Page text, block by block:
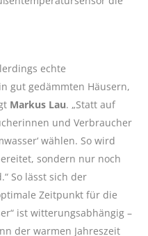
echte
gut gedämmten Häusern,
Markus Lau. „Statt auf
und Verbraucher
wählen. So wird
sondern nur noch
So lässt sich der
Zeitpunkt für die
ist witterungsabhängig –
der warmen Jahreszeit